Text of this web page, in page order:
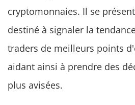
cryptomonnaies. Il se
destiné à signaler la
traders de meilleurs points
aidant ainsi à prendre des
plus avisées.